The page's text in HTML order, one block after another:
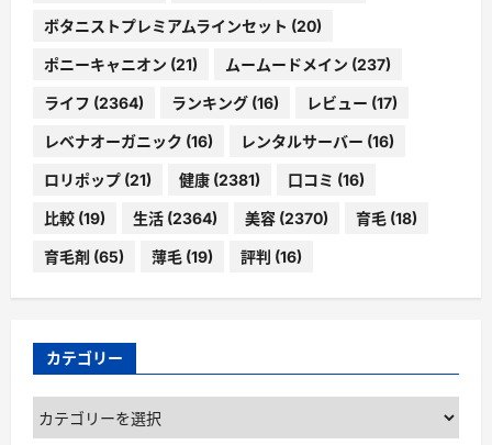
ボタニストプレミアムラインセット (20)
ポニーキャニオン (21) ムームードメイン (237)
ライフ (2364) ランキング (16) レビュー (17)
レベナオーガニック (16) レンタルサーバー (16)
ロリポップ (21) 健康 (2381) 口コミ (16)
比較 (19) 生活 (2364) 美容 (2370) 育毛 (18)
育毛剤 (65) 薄毛 (19) 評判 (16)
カテゴリー
カ
テ